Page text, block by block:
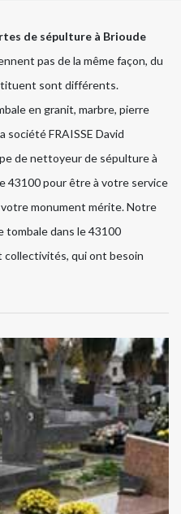
de sépulture à Brioude
pas de la même façon, du
sont différents.
en granit, marbre, pierre
société FRAISSE David
de nettoyeur de sépulture à
43100 pour être à votre service
monument mérite. Notre
dans le 43100
collectivités, qui ont besoin